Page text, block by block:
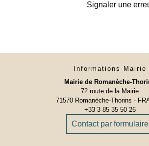
Signaler une
Informations Mairie
Mairie de Romanèche-
72 route de la Mairie
71570 Romanèche-Thorins -
+33 3 85 35 50 26
Contact par formulaire